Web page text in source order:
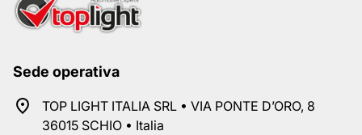
Sede operativa
TOP LIGHT ITALIA SRL • VIA PONTE D’ORO, 8
36015 SCHIO • Italia